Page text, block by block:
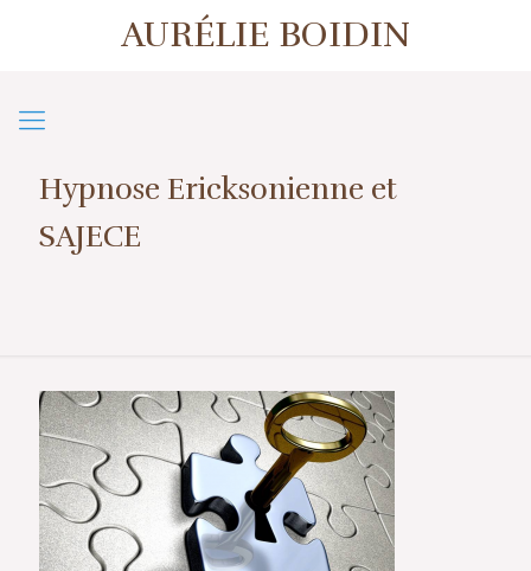
AURÉLIE BOIDIN
Hypnose Ericksonienne et
SAJECE
1er contact ou prise de rendez-vous